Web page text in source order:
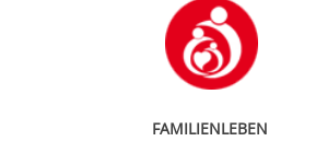
FAMILIENLEBEN